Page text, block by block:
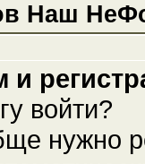
Наш
войти?
нужно